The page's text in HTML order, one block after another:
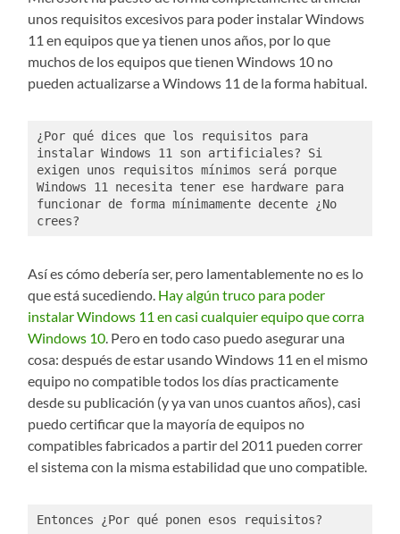
unos requisitos excesivos para poder instalar Windows
11 en equipos que ya tienen unos años, por lo que
muchos de los equipos que tienen Windows 10 no
pueden actualizarse a Windows 11 de la forma habitual.
¿Por qué dices que los requisitos para
instalar Windows 11 son artificiales? Si
exigen unos requisitos mínimos será porque
Windows 11 necesita tener ese hardware para
funcionar de forma mínimamente decente ¿No
crees?
Así es cómo debería ser, pero lamentablemente no es lo
que está sucediendo. Hay algún truco para poder
instalar Windows 11 en casi cualquier equipo que corra
Windows 10. Pero en todo caso puedo asegurar una
cosa: después de estar usando Windows 11 en el mismo
equipo no compatible todos los días practicamente
desde su publicación (y ya van unos cuantos años), casi
puedo certificar que la mayoría de equipos no
compatibles fabricados a partir del 2011 pueden correr
el sistema con la misma estabilidad que uno compatible.
Entonces ¿Por qué ponen esos requisitos?